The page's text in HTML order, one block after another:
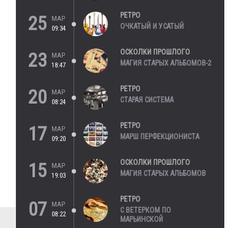
25
МАР
09:34
РЕТРО
ОЧКАТЫЙ И УСАТЫЙ
23
МАР
18:47
ОСКОЛКИ ПРОШЛОГО
МАГИЯ СТАРЫХ АЛЬБОМОВ-2
20
МАР
08:24
РЕТРО
СТАРАЯ СИСТЕМА
17
МАР
09:20
РЕТРО
МАРШ ПЕРФЕКЦИОНИСТА
15
МАР
19:03
ОСКОЛКИ ПРОШЛОГО
МАГИЯ СТАРЫХ АЛЬБОМОВ
07
МАР
08:22
РЕТРО
С ВЕТЕРКОМ ПО
МАРЬИНСКОЙ